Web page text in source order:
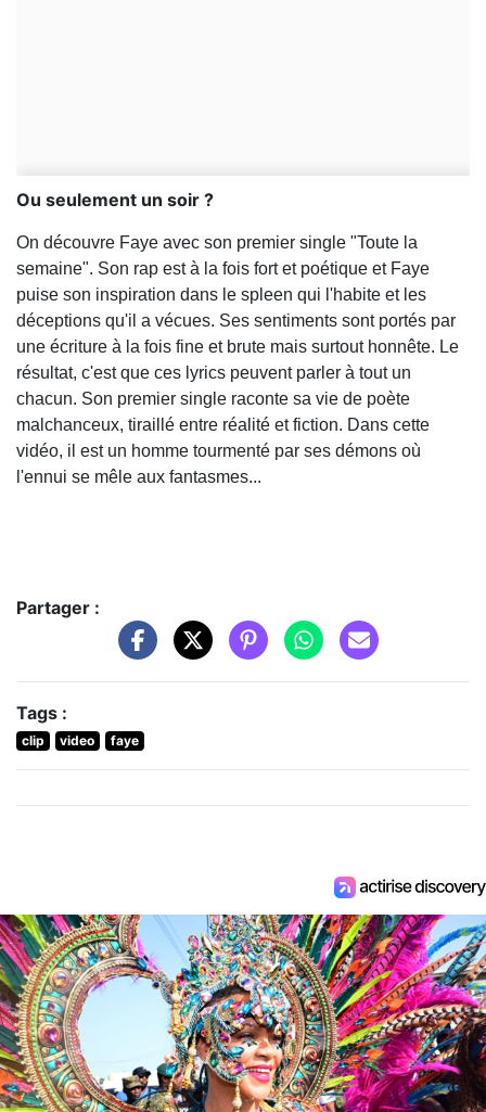
Ou seulement un soir ?
On découvre Faye avec son premier single "Toute la
semaine". Son rap est à la fois fort et poétique et Faye
puise son inspiration dans le spleen qui l'habite et les
déceptions qu'il a vécues. Ses sentiments sont portés par
une écriture à la fois fine et brute mais surtout honnête. Le
résultat, c'est que ces lyrics peuvent parler à tout un
chacun. Son premier single raconte sa vie de poète
malchanceux, tiraillé entre réalité et fiction. Dans cette
vidéo, il est un homme tourmenté par ses démons où
l'ennui se mêle aux fantasmes...
Partager :
Tags :
clip video faye